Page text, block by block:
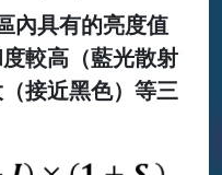
內具有的亮度值
較高（藍光散射
接近黑色）等三